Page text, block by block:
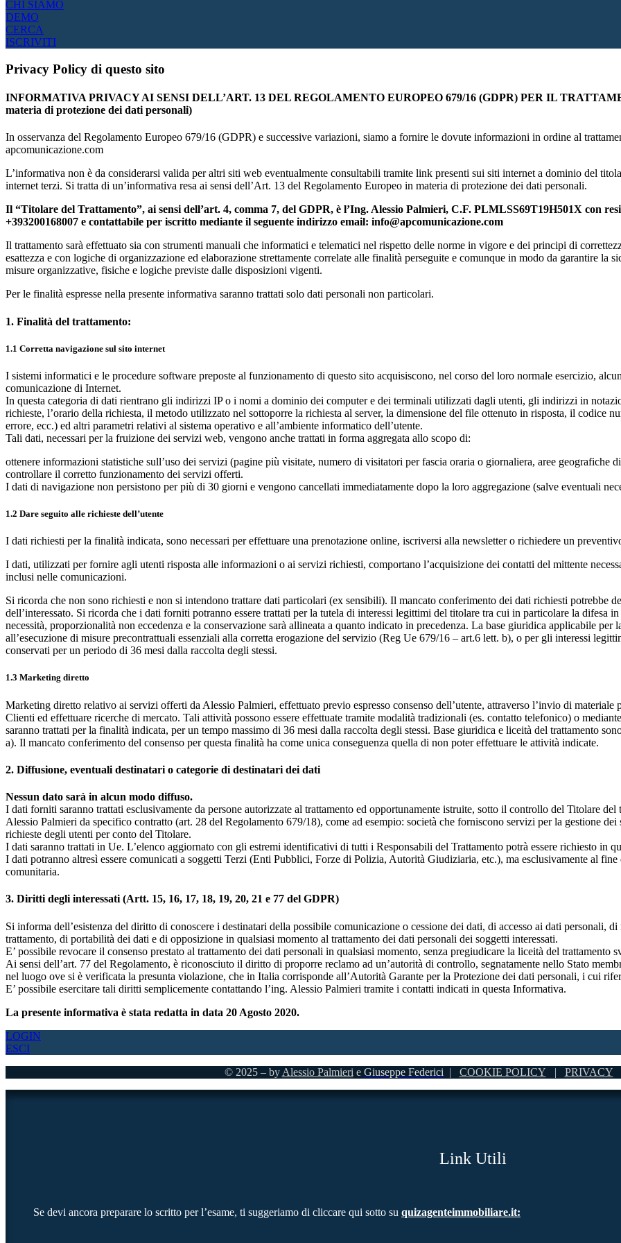
CHI SIAMO
DEMO
CERCA
ISCRIVITI
Privacy Policy di questo sito
INFORMATIVA PRIVACY AI SENSI DELL’ART. 13 DEL REGOLAMENTO EUROPEO 679/16 (GDPR) PER IL
materia di protezione dei dati personali)
In osservanza del Regolamento Europeo 679/16 (GDPR) e successive variazioni, siamo a fornire le dovute informazioni in ordine al
apcomunicazione.com
L’informativa non è da considerarsi valida per altri siti web eventualmente consultabili tramite link presenti sui siti internet a dominio del
internet terzi. Si tratta di un’informativa resa ai sensi dell’Art. 13 del Regolamento Europeo in materia di protezione dei dati personali.
Il “Titolare del Trattamento”, ai sensi dell’art. 4, comma 7, del GDPR, è l’Ing. Alessio Palmieri, C.F. PLMLSS69T19H501X con
+393200168007 e contattabile per iscritto mediante il seguente indirizzo email: info@apcomunicazione.com
Il trattamento sarà effettuato sia con strumenti manuali che informatici e telematici nel rispetto delle norme in vigore e dei principi di
esattezza e con logiche di organizzazione ed elaborazione strettamente correlate alle finalità perseguite e comunque in modo da garantire la
misure organizzative, fisiche e logiche previste dalle disposizioni vigenti.
Per le finalità espresse nella presente informativa saranno trattati solo dati personali non particolari.
1. Finalità del trattamento:
1.1 Corretta navigazione sul sito internet
I sistemi informatici e le procedure software preposte al funzionamento di questo sito acquisiscono, nel corso del loro normale esercizio,
comunicazione di Internet.
In questa categoria di dati rientrano gli indirizzi IP o i nomi a dominio dei computer e dei terminali utilizzati dagli utenti, gli indirizzi in
richieste, l’orario della richiesta, il metodo utilizzato nel sottoporre la richiesta al server, la dimensione del file ottenuto in risposta, il codice
errore, ecc.) ed altri parametri relativi al sistema operativo e all’ambiente informatico dell’utente.
Tali dati, necessari per la fruizione dei servizi web, vengono anche trattati in forma aggregata allo scopo di:
ottenere informazioni statistiche sull’uso dei servizi (pagine più visitate, numero di visitatori per fascia oraria o giornaliera, aree geografiche
controllare il corretto funzionamento dei servizi offerti.
I dati di navigazione non persistono per più di 30 giorni e vengono cancellati immediatamente dopo la loro aggregazione (salve eventuali
1.2 Dare seguito alle richieste dell’utente
I dati richiesti per la finalità indicata, sono necessari per effettuare una prenotazione online, iscriversi alla newsletter o richiedere un
I dati, utilizzati per fornire agli utenti risposta alle informazioni o ai servizi richiesti, comportano l’acquisizione dei contatti del mittente
inclusi nelle comunicazioni.
Si ricorda che non sono richiesti e non si intendono trattare dati particolari (ex sensibili). Il mancato conferimento dei dati richiesti potrebbe
dell’interessato. Si ricorda che i dati forniti potranno essere trattati per la tutela di interessi legittimi del titolare tra cui in particolare la difesa
necessità, proporzionalità non eccedenza e la conservazione sarà allineata a quanto indicato in precedenza. La base giuridica applicabile
all’esecuzione di misure precontrattuali essenziali alla corretta erogazione del servizio (Reg Ue 679/16 – art.6 lett. b), o per gli interessi
conservati per un periodo di 36 mesi dalla raccolta degli stessi.
1.3 Marketing diretto
Marketing diretto relativo ai servizi offerti da Alessio Palmieri, effettuato previo espresso consenso dell’utente, attraverso l’invio di
Clienti ed effettuare ricerche di mercato. Tali attività possono essere effettuate tramite modalità tradizionali (es. contatto telefonico) o
saranno trattati per la finalità indicata, per un tempo massimo di 36 mesi dalla raccolta degli stessi. Base giuridica e liceità del trattamento
a). Il mancato conferimento del consenso per questa finalità ha come unica conseguenza quella di non poter effettuare le attività indicate.
2. Diffusione, eventuali destinatari o categorie di destinatari dei dati
Nessun dato sarà in alcun modo diffuso.
I dati forniti saranno trattati esclusivamente da persone autorizzate al trattamento ed opportunamente istruite, sotto il controllo del Titolare
Alessio Palmieri da specifico contratto (art. 28 del Regolamento 679/18), come ad esempio: società che forniscono servizi per la gestione
richieste degli utenti per conto del Titolare.
I dati saranno trattati in Ue. L’elenco aggiornato con gli estremi identificativi di tutti i Responsabili del Trattamento potrà essere richiesto in
I dati potranno altresì essere comunicati a soggetti Terzi (Enti Pubblici, Forze di Polizia, Autorità Giudiziaria, etc.), ma esclusivamente al
comunitaria.
3. Diritti degli interessati (Artt. 15, 16, 17, 18, 19, 20, 21 e 77 del GDPR)
Si informa dell’esistenza del diritto di conoscere i destinatari della possibile comunicazione o cessione dei dati, di accesso ai dati personali,
trattamento, di portabilità dei dati e di opposizione in qualsiasi momento al trattamento dei dati personali dei soggetti interessati.
E’ possibile revocare il consenso prestato al trattamento dei dati personali in qualsiasi momento, senza pregiudicare la liceità del
Ai sensi dell’art. 77 del Regolamento, è riconosciuto il diritto di proporre reclamo ad un’autorità di controllo, segnatamente nello Stato
nel luogo ove si è verificata la presunta violazione, che in Italia corrisponde all’Autorità Garante per la Protezione dei dati personali, i cui
E’ possibile esercitare tali diritti semplicemente contattando l’ing. Alessio Palmieri tramite i contatti indicati in questa Informativa.
La presente informativa è stata redatta in data 20 Agosto 2020.
LOGIN
ESCI
© 2025 – by Alessio Palmieri e Giuseppe Federici | COOKIE POLICY | PRIVACY
Link Utili
Se devi ancora preparare lo scritto per l’esame, ti suggeriamo di cliccare qui sotto su quizagenteimmobiliare.it: